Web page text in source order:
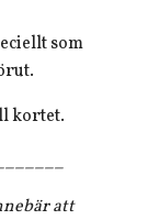
som
kortet.
att